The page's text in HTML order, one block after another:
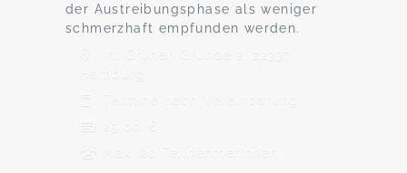
der Austreibungsphase als weniger
schmerzhaft empfunden werden.
Im Grünen Grunde 2, 22337
Hamburg
Termine nach Vereinbarung
25,00 €
Max. 20 TeilnehmerInnen